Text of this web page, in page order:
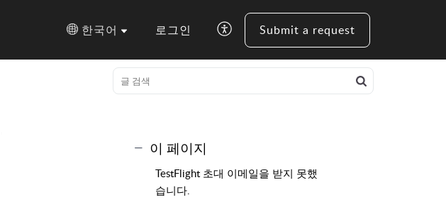
한국어 로그인 Submit a request
이 페이지
TestFlight 초대 이메일을 받지 못했
습니다.